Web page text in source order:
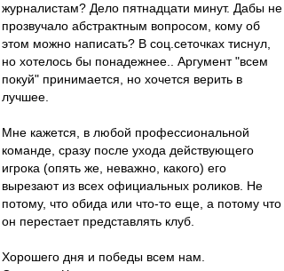
журналистам? Дело пятнадцати минут. Дабы не
прозвучало абстрактным вопросом, кому об
этом можно написать? В соц.сеточках тиснул,
но хотелось бы понадежнее.. Аргумент "всем
покуй" принимается, но хочется верить в
лучшее.
Мне кажется, в любой профессиональной
команде, сразу после ухода действующего
игрока (опять же, неважно, какого) его
вырезают из всех официальных роликов. Не
потому, что обида или что-то еще, а потому что
он перестает представлять клуб.
Хорошего дня и победы всем нам.